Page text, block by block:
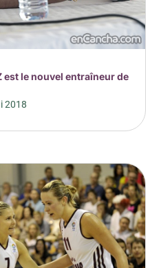
est le nouvel entraîneur de
2018